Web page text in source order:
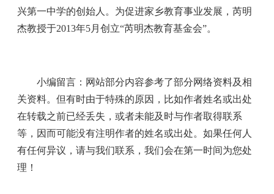
兴第一中学的创始人。为促进家乡教育事业发展，芮明
杰教授于2013年5月创立“芮明杰教育基金会”。
小编留言：网站部分内容参考了部分网络资料及相
关资料。但有时由于特殊的原因，比如作者姓名或出处
在转载之前已经丢失，或者未能及时与作者取得联系
等，因而可能没有注明作者的姓名或出处。如果任何人
有任何异议，请与我们联系，我们会在第一时间为您处
理！